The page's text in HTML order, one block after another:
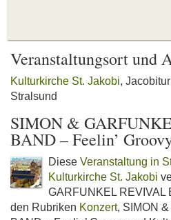
Veranstaltungsort und
Kulturkirche St. Jakobi,
Stralsund
SIMON &
BAND – Feelin’
Diese Veranstaltung in
Kulturkirche St. Jakobi
GARFUNKEL REVIVAL
den Rubriken Konzert, SIMON